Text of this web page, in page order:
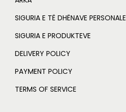
SIGURIA E TË DHËNAVE PERSONALE
SIGURIA E PRODUKTEVE
DELIVERY POLICY
PAYMENT POLICY
TERMS OF SERVICE